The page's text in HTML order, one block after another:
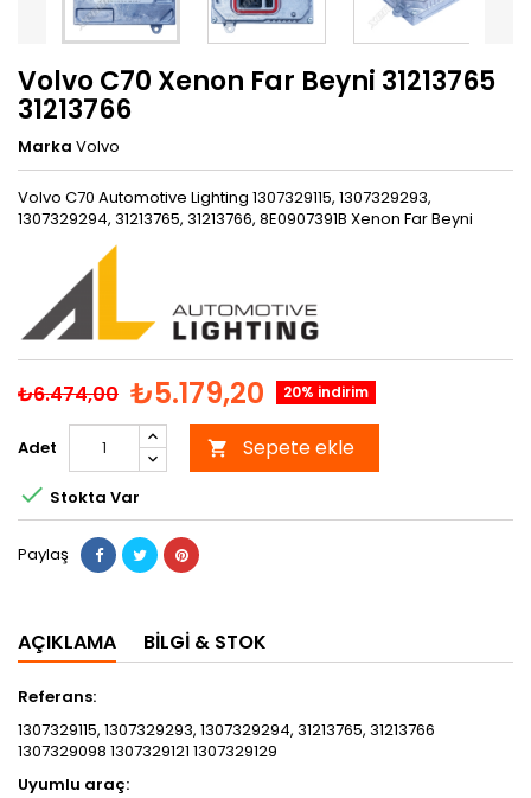
Volvo C70 Xenon Far Beyni 31213765
31213766
Marka Volvo
Volvo C70 Automotive Lighting 1307329115, 1307329293,
1307329294, 31213765, 31213766, 8E0907391B Xenon Far Beyni
₺6.474,00 ₺5.179,20 20% indirim
Adet  Sepete ekle
 Stokta Var
Paylaş
AÇIKLAMA BILGI & STOK
Referans:
1307329115, 1307329293, 1307329294, 31213765, 31213766
1307329098 1307329121 1307329129
Uyumlu araç: